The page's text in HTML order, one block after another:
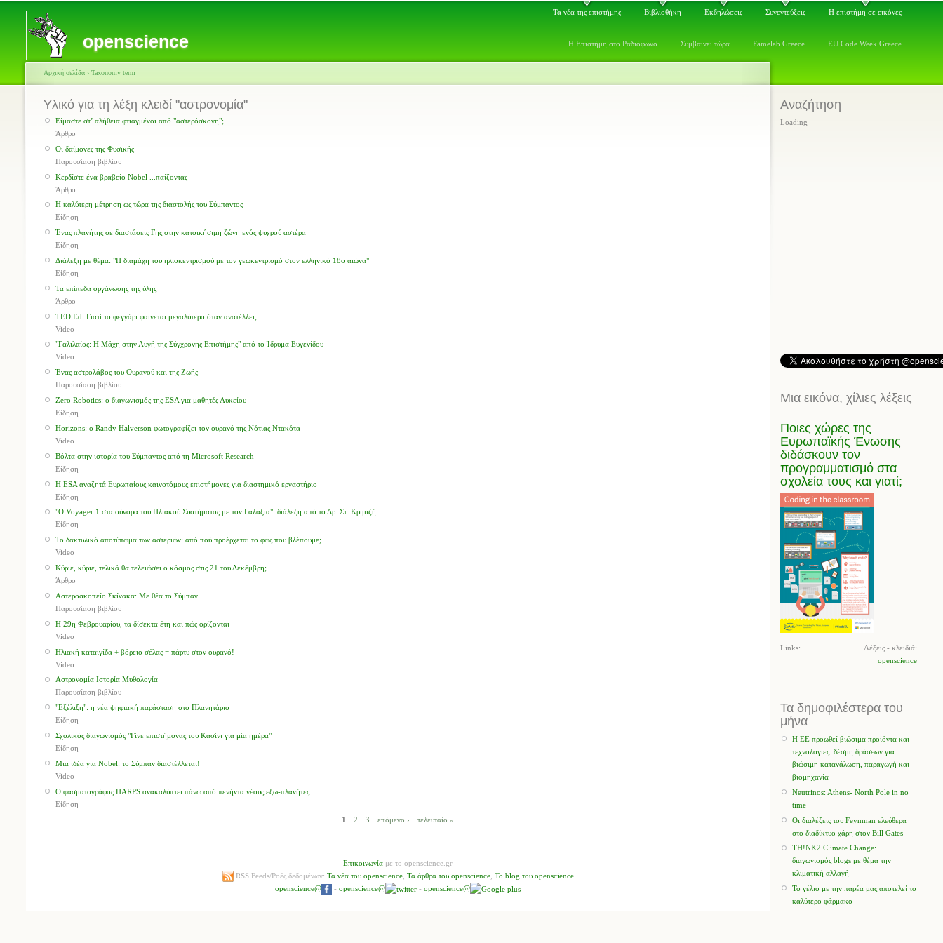
openscience
Τα νέα της επιστήμης Βιβλιοθήκη Εκδηλώσεις Συνεντεύξεις Η επιστήμη σε εικόνες
Η Επιστήμη στο Ραδιόφωνο Συμβαίνει τώρα Famelab Greece EU Code Week Greece
Αρχική σελίδα › Taxonomy term
Υλικό για τη λέξη κλειδί "αστρονομία"
Είμαστε στ’ αλήθεια φτιαγμένοι από "αστερόσκονη";
Άρθρο
Οι δαίμονες της Φυσικής
Παρουσίαση βιβλίου
Κερδίστε ένα βραβείο Nobel ...παίζοντας
Άρθρο
Η καλύτερη μέτρηση ως τώρα της διαστολής του Σύμπαντος
Είδηση
Ένας πλανήτης σε διαστάσεις Γης στην κατοικήσιμη ζώνη ενός ψυχρού αστέρα
Είδηση
Διάλεξη με θέμα: "Η διαμάχη του ηλιοκεντρισμού με τον γεωκεντρισμό στον ελληνικό 18ο αιώνα"
Είδηση
Τα επίπεδα οργάνωσης της ύλης
Άρθρο
TED Ed: Γιατί το φεγγάρι φαίνεται μεγαλύτερο όταν ανατέλλει;
Video
"Γαλιλαίος: Η Μάχη στην Αυγή της Σύγχρονης Επιστήμης" από το Ίδρυμα Ευγενίδου
Video
Ένας αστρολάβος του Ουρανού και της Ζωής
Παρουσίαση βιβλίου
Zero Robotics: ο διαγωνισμός της ESA για μαθητές Λυκείου
Είδηση
Horizons: ο Randy Halverson φωτογραφίζει τον ουρανό της Νότιας Ντακότα
Video
Βόλτα στην ιστορία του Σύμπαντος από τη Microsoft Research
Είδηση
Η ESA αναζητά Ευρωπαίους καινοτόμους επιστήμονες για διαστημικό εργαστήριο
Είδηση
"Ο Voyager 1 στα σύνορα του Ηλιακού Συστήματος με τον Γαλαξία": διάλεξη από το Δρ. Στ. Κριμιζή
Είδηση
Το δακτυλικό αποτύπωμα των αστεριών: από πού προέρχεται το φως που βλέπουμε;
Video
Κύριε, κύριε, τελικά θα τελειώσει ο κόσμος στις 21 του Δεκέμβρη;
Άρθρο
Αστεροσκοπείο Σκίνακα: Με θέα το Σύμπαν
Παρουσίαση βιβλίου
Η 29η Φεβρουαρίου, τα δίσεκτα έτη και πώς ορίζονται
Video
Ηλιακή καταιγίδα + βόρειο σέλας = πάρτυ στον ουρανό!
Video
Αστρονομία Ιστορία Μυθολογία
Παρουσίαση βιβλίου
"Εξέλιξη": η νέα ψηφιακή παράσταση στο Πλανητάριο
Είδηση
Σχολικός διαγωνισμός "Γίνε επιστήμονας του Κασίνι για μία ημέρα"
Είδηση
Μια ιδέα για Nobel: το Σύμπαν διαστέλλεται!
Video
Ο φασματογράφος HARPS ανακαλύπτει πάνω από πενήντα νέους εξω-πλανήτες
Είδηση
1
2 3 επόμενο › τελευταίο »
Επικοινωνία με το openscience.gr
RSS Feeds/Ροές δεδομένων: Τα νέα του openscience, Τα άρθρα του openscience, To blog του openscience
openscience@
- openscience@ - openscience@
Αναζήτηση
Loading
Μια εικόνα, χίλιες λέξεις
Ποιες χώρες της
Ευρωπαϊκής Ένωσης
διδάσκουν τον
προγραμματισμό στα
σχολεία τους και γιατί;
Λέξεις - κλειδιά:
openscience
Links:
Τα δημοφιλέστερα του
μήνα
Η ΕΕ προωθεί βιώσιμα προϊόντα και
τεχνολογίες: δέσμη δράσεων για
βιώσιμη κατανάλωση, παραγωγή και
βιομηχανία
Neutrinos: Athens- North Pole in no
time
Οι διαλέξεις του Feynman ελεύθερα
στο διαδίκτυο χάρη στον Bill Gates
TH!NK2 Climate Change:
διαγωνισμός blogs με θέμα την
κλιματική αλλαγή
Το γέλιο με την παρέα μας αποτελεί το
καλύτερο φάρμακο